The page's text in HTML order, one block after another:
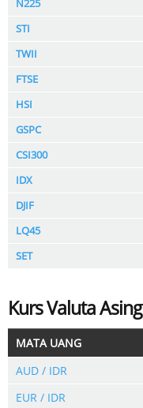
N225
STI
TWII
FTSE
HSI
GSPC
CSI300
IDX
DJIF
LQ45
SET
Kurs Valuta Asing
MATA UANG
AUD / IDR
EUR / IDR